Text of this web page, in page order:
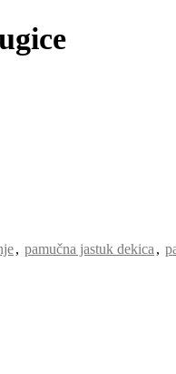
, pamučna jastuk dekica ,